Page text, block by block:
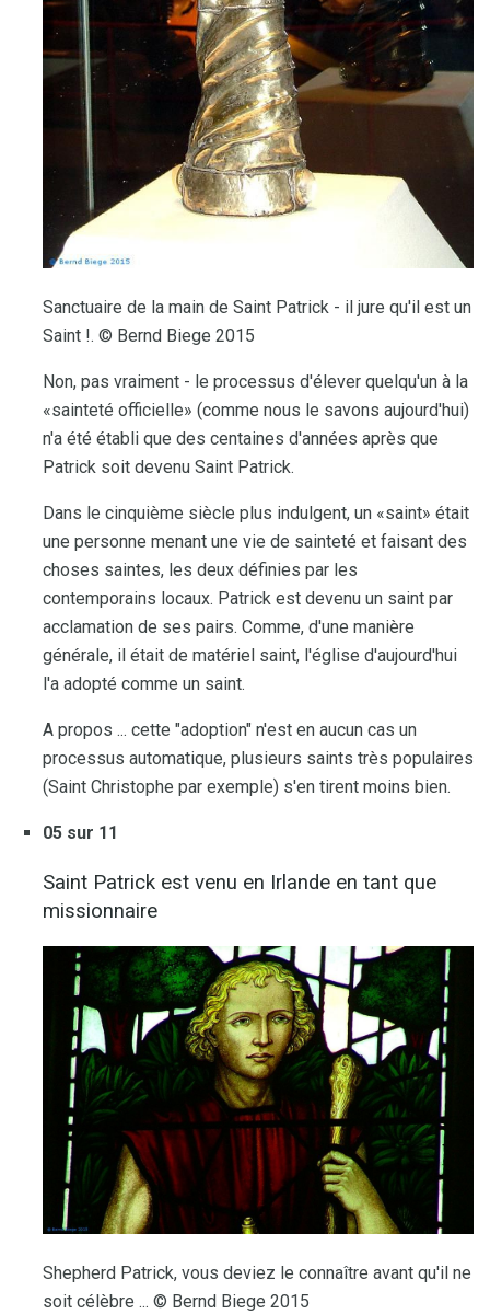
Sanctuaire de la main de Saint Patrick - il jure qu'il est un
Saint !. © Bernd Biege 2015
Non, pas vraiment - le processus d'élever quelqu'un à la
«sainteté officielle» (comme nous le savons aujourd'hui)
n'a été établi que des centaines d'années après que
Patrick soit devenu Saint Patrick.
Dans le cinquième siècle plus indulgent, un «saint» était
une personne menant une vie de sainteté et faisant des
choses saintes, les deux définies par les
contemporains locaux. Patrick est devenu un saint par
acclamation de ses pairs. Comme, d'une manière
générale, il était de matériel saint, l'église d'aujourd'hui
l'a adopté comme un saint.
A propos ... cette "adoption" n'est en aucun cas un
processus automatique, plusieurs saints très populaires
(Saint Christophe par exemple) s'en tirent moins bien.
05 sur 11
Saint Patrick est venu en Irlande en tant que
missionnaire
Shepherd Patrick, vous deviez le connaître avant qu'il ne
soit célèbre ... © Bernd Biege 2015